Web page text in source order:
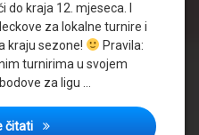
kraja 12. mjeseca. I
za lokalne turnire i
kraju sezone!
Pravila:
turnirima u svojem
za ligu …
čitati Počinje Master liga vol.12